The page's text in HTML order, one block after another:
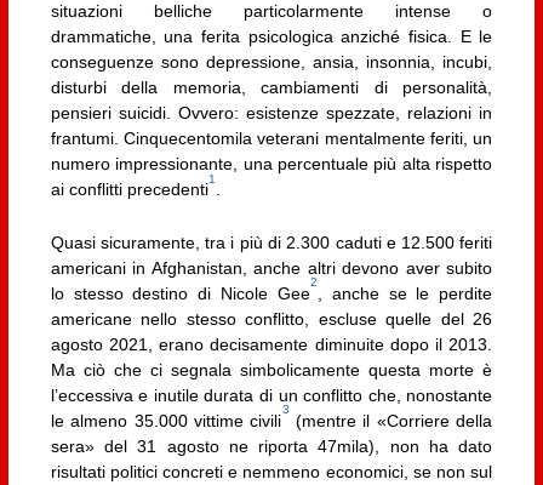
situazioni belliche particolarmente intense o
drammatiche, una ferita psicologica anziché fisica. E le
conseguenze sono depressione, ansia, insonnia, incubi,
disturbi della memoria, cambiamenti di personalità,
pensieri suicidi. Ovvero: esistenze spezzate, relazioni in
frantumi. Cinquecentomila veterani mentalmente feriti, un
numero impressionante, una percentuale più alta rispetto
ai conflitti precedenti
1
Quasi sicuramente, tra i più di 2.300 caduti e 12.500 feriti
americani in Afghanistan, anche altri devono aver subito
lo stesso destino di Nicole Gee
2
, anche se le perdite
americane nello stesso conflitto, escluse quelle del 26
agosto 2021, erano decisamente diminuite dopo il 2013.
Ma ciò che ci segnala simbolicamente questa morte è
l’eccessiva e inutile durata di un conflitto che, nonostante
le almeno 35.000 vittime civili
3
(mentre il «Corriere della
sera» del 31 agosto ne riporta 47mila), non ha dato
risultati politici concreti e nemmeno economici, se non sul